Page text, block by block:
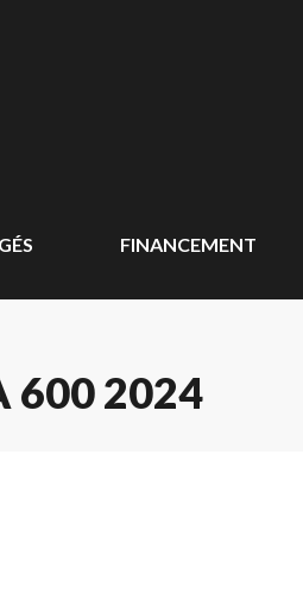
FINANCEMENT
600 2024